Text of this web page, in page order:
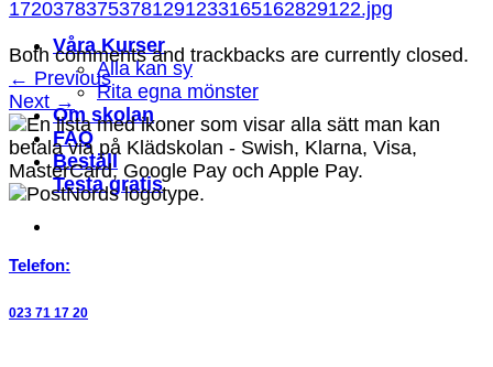
Våra Kurser
Alla kan sy
Rita egna mönster
Om skolan
FAQ
Beställ
Testa gratis
17203783753781291233165162829122.jpg
Both comments and trackbacks are currently closed.
← Previous
Next →
Telefon:
023 71 17 20